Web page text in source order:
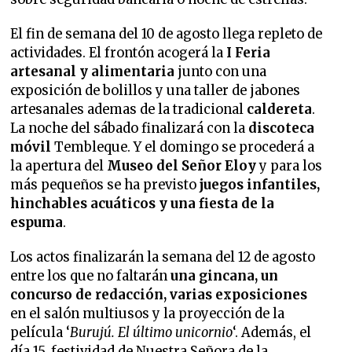
El fin de semana del 10 de agosto llega repleto de
actividades. El frontón acogerá la I Feria
artesanal y alimentaria junto con una
exposición de bolillos y una taller de jabones
artesanales ademas de la tradicional caldereta.
La noche del sábado finalizará con la discoteca
móvil Tembleque. Y el domingo se procederá a
la apertura del Museo del Señor Eloyy para los
más pequeños se ha previstojuegos infantiles,
hinchables acuáticos y una fiesta de la
espuma.
Los actos finalizarán la semana del 12 de agosto
entre los que no faltaránuna gincana, un
concurso de redacción, varias exposiciones
en el salón multiusos y la proyección de la
película ‘Burujú. El último unicornio‘. Además, el